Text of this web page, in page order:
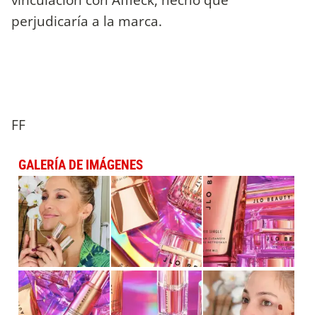
perjudicaría a la marca.
FF
GALERÍA DE IMÁGENES